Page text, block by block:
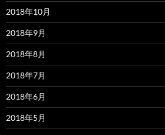
2018年10月
2018年9月
2018年8月
2018年7月
2018年6月
2018年5月